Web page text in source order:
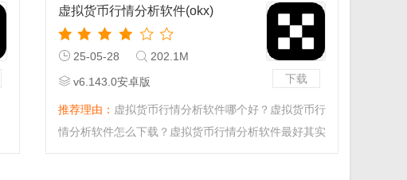
欧易交易所
下载
虚拟货币行情分析软件(okx)
25-05-28
202.1M
v6.143.0安卓版
推荐理由： 虚拟货币行情分析软件哪个好？虚拟货币行
情分析软件怎么下载？虚拟货币行情分析软件最好其实